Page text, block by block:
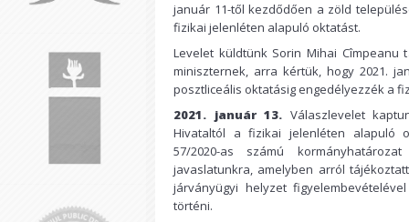
január 11-től kezdődően a zöld
fizikai jelenléten alapuló oktatást.
Levelet küldtünk Sorin Mihai Cîmpeanu
miniszternek, arra kértük, hogy 2021.
posztliceális oktatásig engedélyezzék a
2021. január 13. Válaszlevelet
Hivataltól a fizikai jelenléten alapuló
57/2020-as számú
javaslatunkra, amelyben arról
járványügyi helyzet
történi.